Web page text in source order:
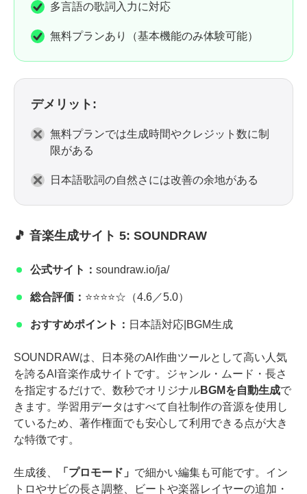
多言語の歌詞入力に対応
無料プランあり（基本機能のみ体験可能）
デメリット:
無料プランでは生成時間やクレジット数に制
限がある
日本語歌詞の自然さには改善の余地がある
🎵 音楽生成サイト 5: SOUNDRAW
公式サイト： soundraw.io/ja/
総合評価： ⭐⭐⭐⭐☆（4.6／5.0）
おすすめポイント： 日本語対応|BGM生成
SOUNDRAWは、日本発のAI作曲ツールとして高い人気
を誇るAI音楽作成サイトです。ジャンル・ムード・長さ
を指定するだけで、数秒でオリジナルBGMを自動生成で
きます。学習用データはすべて自社制作の音源を使用し
ているため、著作権面でも安心して利用できる点が大き
な特徴です。
生成後、 「プロモード」 で細かい編集も可能です。イン
トロやサビの長さ調整、ビートや楽器レイヤーの追加・